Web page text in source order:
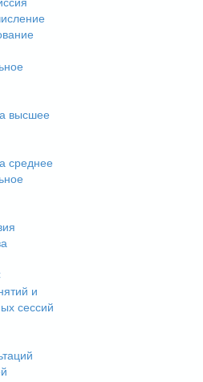
высшее
среднее
и
сессий